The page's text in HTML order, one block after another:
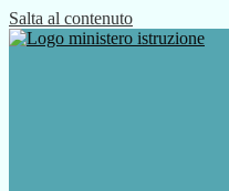
Salta al contenuto